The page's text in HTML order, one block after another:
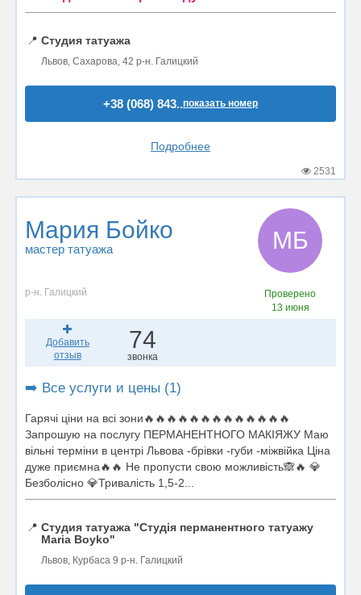
📍 Студия татуажа
Львов, Сахарова, 42 р-н. Галицкий
+38 (068) 843..показать номер
Подробнее
2531
Мария Бойко
мастер татуажа МБ
р-н. Галицкий
Проверено
13 июня
Добавить
отзыв
74
звонка
➡️ Все услуги и цены (1)
Гарячі ціни на всі зони🔥🔥🔥🔥🔥🔥🔥🔥🔥🔥🔥🔥🔥
Запрошую на послугу ПЕРМАНЕНТНОГО МАКІЯЖУ Маю
вільні терміни в центрі Львова -брівки -губи -міжвійка Ціна
дуже приємна🔥🔥 Не пропусти свою можливість🙈🔥 💎
Безболісно 💎Тривалість 1,5-2...
📍 Студия татуажа "Студія перманентного татуажу
Maria Boyko"
Львов, Курбаса 9 р-н. Галицкий